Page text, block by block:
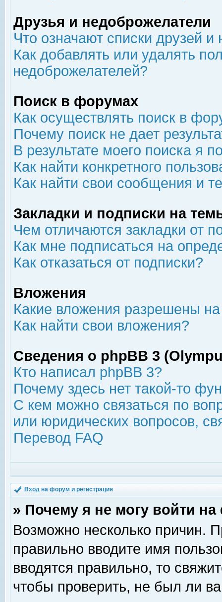
Друзья и недоброжелатели
Что означают списки друзей
Как добавлять или удалять
недоброжелателей?
Поиск в форумах
Как осуществлять поиск в
Почему поиск не дает
В результате моего поиска я
Как найти конкретного
Как найти свои сообщения и
Закладки и подписки на
Чем отличаются закладки от
Как мне подписаться на
Как отказаться от подписки?
Вложения
Какие вложения разрешены
Как найти свои вложения?
Сведения о phpBB 3
Кто написал phpBB 3?
Почему здесь нет такой-то
С кем можно связаться по
или юридических вопросов,
Перевод FAQ
Вход на форум и регистрация
» Почему я не могу войти
Возможно несколько причин.
правильно вводите имя
вводятся правильно, то
чтобы проверить, не был ли